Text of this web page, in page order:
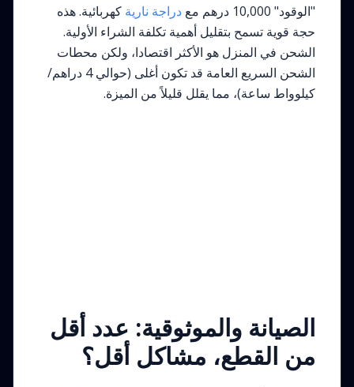
"الوقود" 10,000 درهم مع
دراجة نارية كهربائية. هذه
حجة قوية تسمح بتقليل أهمية تكلفة الشراء الأولية.
الشحن في المنزل هو الأكثر اقتصادا، ولكن محطات
الشحن السريع العامة قد تكون أغلى (حوالي 4 دراهم/
كيلوواط ساعة)، مما يقلل قليلاً من الميزة.
الصيانة والموثوقية: عدد أقل
من القطع، مشاكل أقل؟